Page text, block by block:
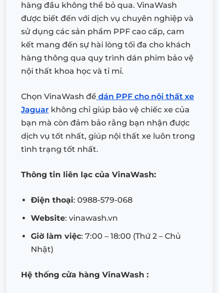
hàng đầu không thể bỏ qua. VinaWash
được biết đến với dịch vụ chuyên nghiệp và
sử dụng các sản phẩm PPF cao cấp, cam
kết mang đến sự hài lòng tối đa cho khách
hàng thông qua quy trình dán phim bảo vệ
nội thất khoa học và tỉ mỉ.
Chọn VinaWash để dán PPF cho nội thất xe
Jaguar không chỉ giúp bảo vệ chiếc xe của
bạn mà còn đảm bảo rằng bạn nhận được
dịch vụ tốt nhất, giúp nội thất xe luôn trong
tình trạng tốt nhất.
Thông tin liên lạc của VinaWash:
Điện thoại: 0988-579-068
Website: vinawash.vn
Giờ làm việc: 7:00 – 18:00 (Thứ 2 – Chủ
Nhật)
Hệ thống cửa hàng VinaWash :